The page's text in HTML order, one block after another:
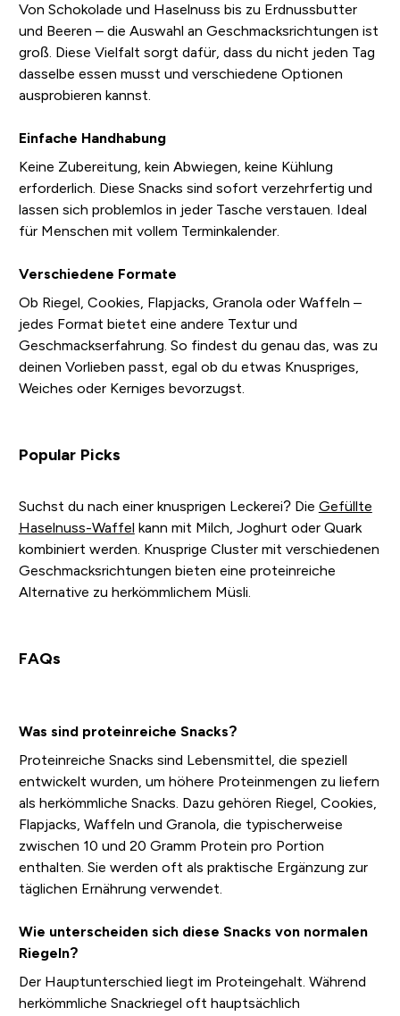
Von Schokolade und Haselnuss bis zu Erdnussbutter
und Beeren – die Auswahl an Geschmacksrichtungen ist
groß. Diese Vielfalt sorgt dafür, dass du nicht jeden Tag
dasselbe essen musst und verschiedene Optionen
ausprobieren kannst.
Einfache Handhabung
Keine Zubereitung, kein Abwiegen, keine Kühlung
erforderlich. Diese Snacks sind sofort verzehrfertig und
lassen sich problemlos in jeder Tasche verstauen. Ideal
für Menschen mit vollem Terminkalender.
Verschiedene Formate
Ob Riegel, Cookies, Flapjacks, Granola oder Waffeln –
jedes Format bietet eine andere Textur und
Geschmackserfahrung. So findest du genau das, was zu
deinen Vorlieben passt, egal ob du etwas Knuspriges,
Weiches oder Kerniges bevorzugst.
Popular Picks
Suchst du nach einer knusprigen Leckerei? Die Gefüllte
Haselnuss-Waffel kann mit Milch, Joghurt oder Quark
kombiniert werden. Knusprige Cluster mit verschiedenen
Geschmacksrichtungen bieten eine proteinreiche
Alternative zu herkömmlichem Müsli.
FAQs
Was sind proteinreiche Snacks?
Proteinreiche Snacks sind Lebensmittel, die speziell
entwickelt wurden, um höhere Proteinmengen zu liefern
als herkömmliche Snacks. Dazu gehören Riegel, Cookies,
Flapjacks, Waffeln und Granola, die typischerweise
zwischen 10 und 20 Gramm Protein pro Portion
enthalten. Sie werden oft als praktische Ergänzung zur
täglichen Ernährung verwendet.
Wie unterscheiden sich diese Snacks von normalen
Riegeln?
Der Hauptunterschied liegt im Proteingehalt. Während
herkömmliche Snackriegel oft hauptsächlich